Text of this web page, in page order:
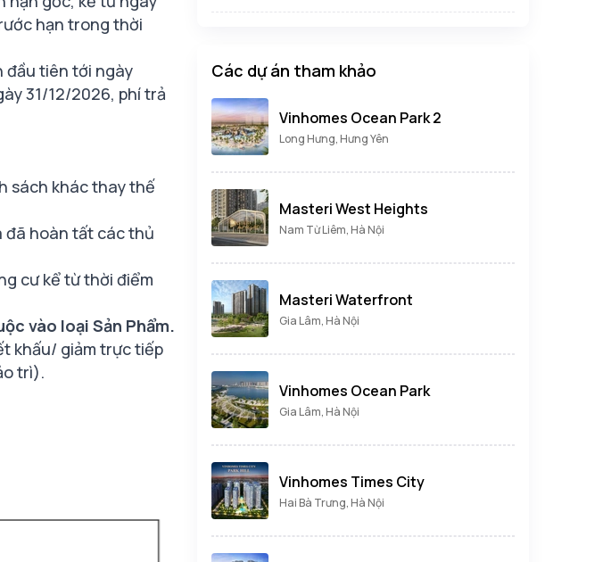
hạn trong thời
đầu tiên tới ngày
31/12/2026, phí trả
sách khác thay thế
đã hoàn tất các thủ
cư kể từ thời điểm
vào loại Sản Phẩm.
khấu/ giảm trực tiếp
trì).
Các dự án tham khảo
Vinhomes Ocean Park 2
Long Hưng, Hưng Yên
Masteri West Heights
Nam Từ Liêm, Hà Nội
Masteri Waterfront
Gia Lâm, Hà Nội
Vinhomes Ocean Park
Gia Lâm, Hà Nội
Vinhomes Times City
Hai Bà Trưng, Hà Nội